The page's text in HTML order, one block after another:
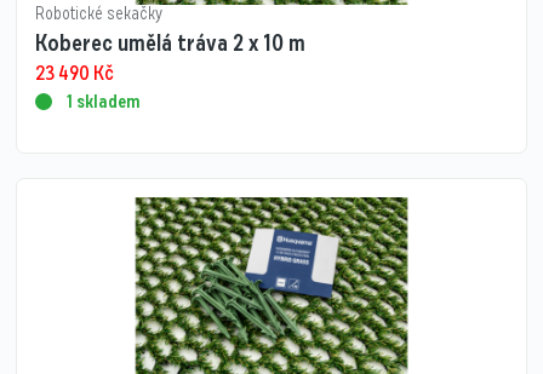
Robotické sekačky
Koberec umělá tráva 2 x 10 m
23 490 Kč
1 skladem